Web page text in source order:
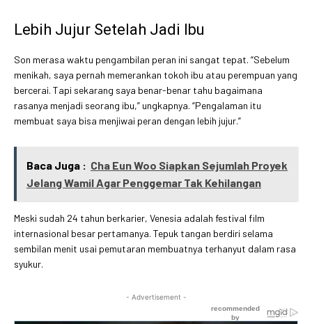
Lebih Jujur Setelah Jadi Ibu
Son merasa waktu pengambilan peran ini sangat tepat. “Sebelum
menikah, saya pernah memerankan tokoh ibu atau perempuan yang
bercerai. Tapi sekarang saya benar-benar tahu bagaimana
rasanya menjadi seorang ibu,” ungkapnya. “Pengalaman itu
membuat saya bisa menjiwai peran dengan lebih jujur.”
Baca Juga : Cha Eun Woo Siapkan Sejumlah Proyek
Jelang Wamil Agar Penggemar Tak Kehilangan
Meski sudah 24 tahun berkarier, Venesia adalah festival film
internasional besar pertamanya. Tepuk tangan berdiri selama
sembilan menit usai pemutaran membuatnya terhanyut dalam rasa
syukur.
- Advertisement -